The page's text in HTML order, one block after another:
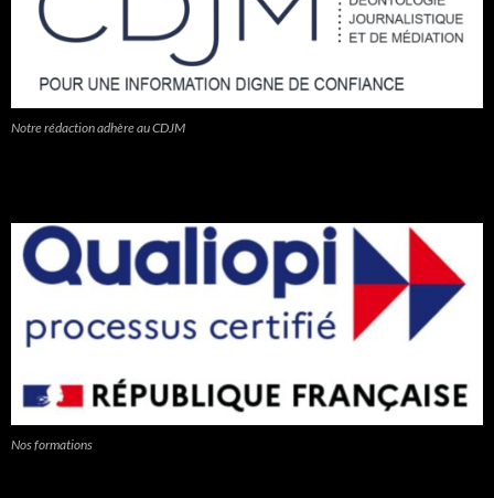
Notre rédaction adhère au CDJM
Nos formations